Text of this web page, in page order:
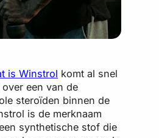
is Winstrol komt al snel
een van de
steroïden binnen de
is de merknaam
synthetische stof die